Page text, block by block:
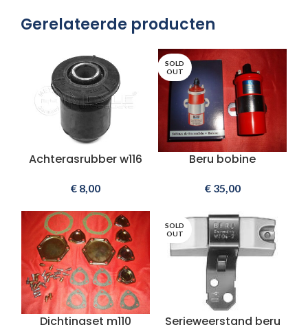
Gerelateerde producten
Achterasrubber w116
€ 8,00
SOLD
OUT
Beru bobine
€35,00
Dichtingset m110
SOLD
OUT
Serieweerstand beru